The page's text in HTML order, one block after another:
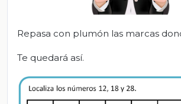
Repasa con plumón las marcas
Te quedará así.